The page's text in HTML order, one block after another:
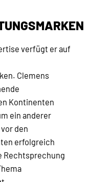
verfügt er auf
Clemens
Kontinenten
ein anderer
den
erfolgreich
Rechtsprechung